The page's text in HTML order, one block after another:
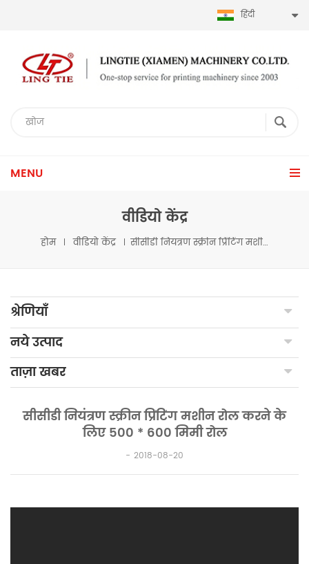
हिंदी
MENU
वीडियो केंद्र
होम वीडियो केंद्र सीसीडी नियंत्रण स्क्रीन प्रिंटिंग मशीन रोल करने के लिए 500 * 600 मिमी रोल
श्रेणियाँ
नये उत्पाद
ताज़ा खबर
सीसीडी नियंत्रण स्क्रीन प्रिंटिंग मशीन रोल करने के
लिए 500 * 600 मिमी रोल
2018-08-20